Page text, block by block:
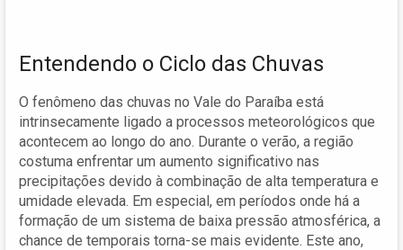
Entendendo o Ciclo das Chuvas
O fenômeno das chuvas no Vale do Paraíba está
intrinsecamente ligado a processos meteorológicos que
acontecem ao longo do ano. Durante o verão, a região
costuma enfrentar um aumento significativo nas
precipitações devido à combinação de alta temperatura e
umidade elevada. Em especial, em períodos onde há a
formação de um sistema de baixa pressão atmosférica, a
chance de temporais torna-se mais evidente. Este ano,